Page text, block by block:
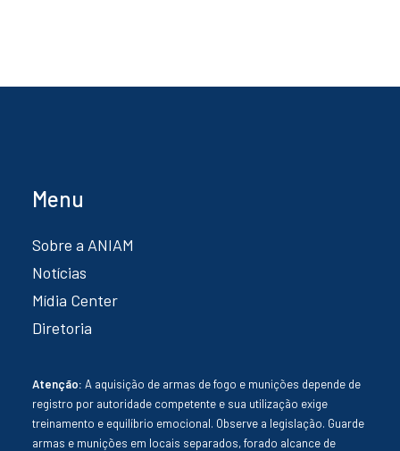
Menu
Sobre a ANIAM
Notícias
Mídia Center
Diretoria
Atenção: A aquisição de armas de fogo e munições depende de
registro por autoridade competente e sua utilização exige
treinamento e equilíbrio emocional. Observe a legislação. Guarde
armas e munições em locais separados, forado alcance de